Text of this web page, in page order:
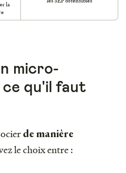
la
micro-
qu'il faut
de manière
le choix entre :